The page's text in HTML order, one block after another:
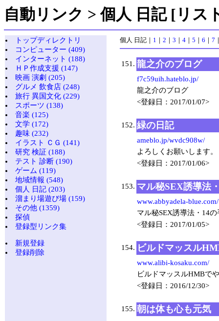
自動リンク > 個人 日記 [リス
トップディレクトリ
コンピューター (409)
インターネット (188)
ＨＰ作成支援 (147)
映画 演劇 (205)
グルメ 飲食店 (248)
旅行 異国文化 (229)
スポーツ (138)
音楽 (125)
文学 (172)
趣味 (232)
イラスト ＣＧ (141)
研究 検証 (188)
テスト 診断 (190)
ゲーム (119)
地域情報 (548)
個人 日記 (203)
溜まり場遊び場 (159)
その他 (1359)
探偵
登録型リンク集
新規登録
登録削除
個人 日記 ｜ 1 ｜ 2 ｜ 3 ｜ 4 ｜ 5 ｜ 6 ｜ 7
151. 龍之介のブログ
f7c59uih.hateblo.jp/
龍之介のブログ
<登録日：2017/01/07>
152. 緑の日記
ameblo.jp/wvdc908w/
よろしくお願いします。
<登録日：2017/01/06>
153. マル秘SEX誘導法
www.abbyadela-blue.com/
マル秘SEX誘導法・14の
<登録日：2017/01/05>
154. ビルドマッスル
www.alibi-kosaku.com/
ビルドマッスルHMBで
<登録日：2016/12/30>
155. 朝は体も心も元気